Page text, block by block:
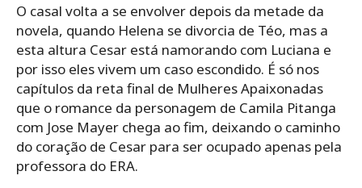
O casal volta a se envolver depois da metade da
novela, quando Helena se divorcia de Téo, mas a
esta altura Cesar está namorando com Luciana e
por isso eles vivem um caso escondido. É só nos
capítulos da reta final de Mulheres Apaixonadas
que o romance da personagem de Camila Pitanga
com Jose Mayer chega ao fim, deixando o caminho
do coração de Cesar para ser ocupado apenas pela
professora do ERA.